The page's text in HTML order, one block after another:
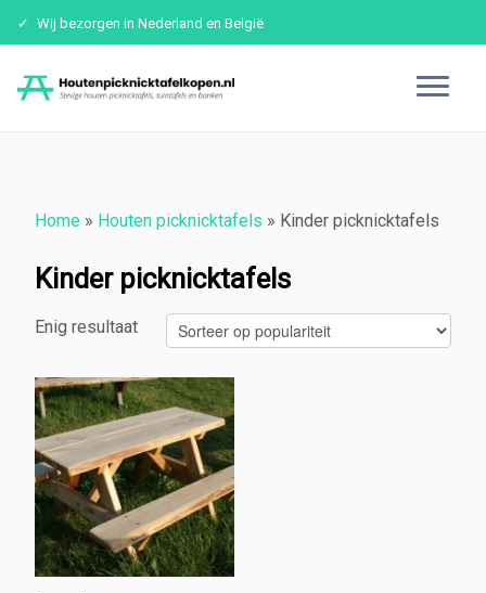
Wij bezorgen in Nederland en België
Home » Houten picknicktafels » Kinder picknicktafels
Kinder picknicktafels
Enig resultaat